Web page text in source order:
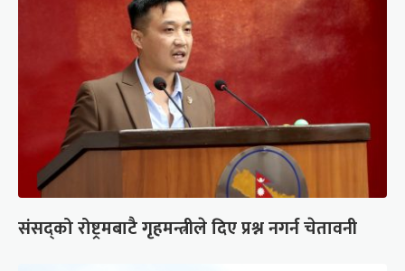
संसद्को रोष्ट्रमबाटै गृहमन्त्रीले दिए प्रश्न नगर्न चेतावनी